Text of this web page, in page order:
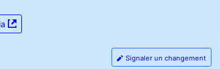
Signaler un changement